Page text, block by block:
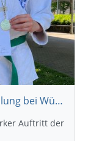
Linus Frank komplettiert Titelsammlung bei Württembergischer U13-Meisterschaft
Auftritt der